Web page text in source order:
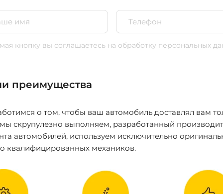
кнопку вы соглашаетесь на обработку персональных
преимущества
о том, чтобы ваш автомобиль доставлял вам
скрупулезно выполняем, разработанный
автомобилей, используем исключительно
квалифицированных механиков.